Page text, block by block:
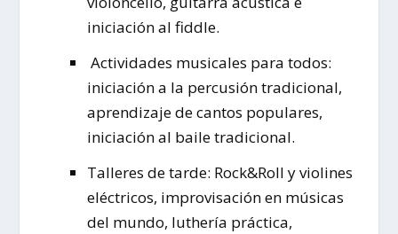
iniciación al fiddle.
Actividades musicales para todos:
iniciación a la percusión tradicional,
aprendizaje de cantos populares,
iniciación al baile tradicional.
Talleres de tarde: Rock&Roll y violines
eléctricos, improvisación en músicas
del mundo, luthería práctica,